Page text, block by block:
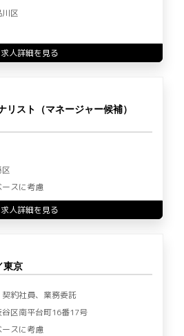
区
求人詳細を見る
スト（マネージャー候補）
スに考慮
求人詳細を見る
東京
契約社員、業務委託
谷区南平台町16番17号
スに考慮